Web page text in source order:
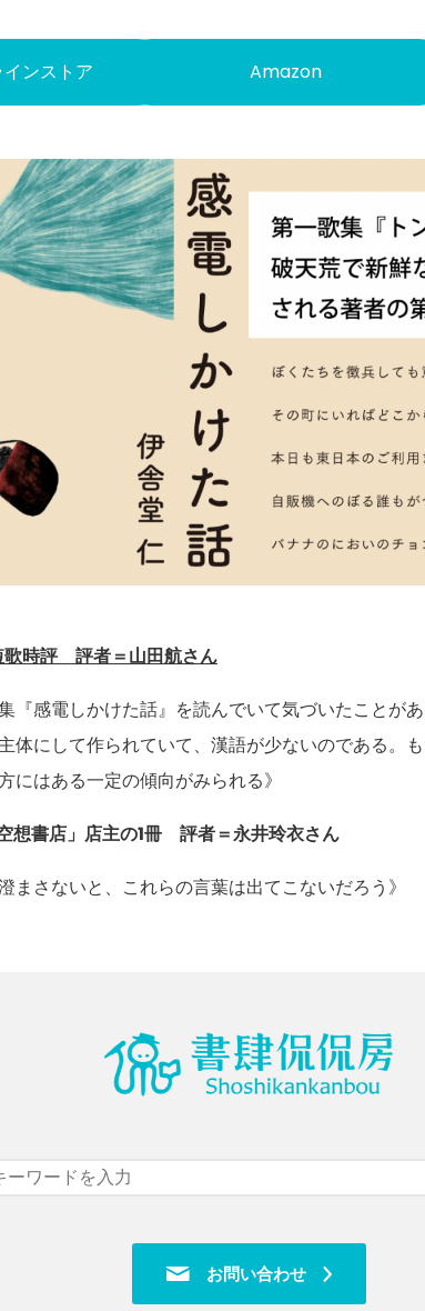
ンストア Amazon
時評 評者＝山田航さん
『感電しかけた話』を読んでいて気づいたことが
体にして作られていて、漢語が少ないのである。
にはある一定の傾向がみられる》
想書店」店主の1冊 評者＝永井玲衣さん
まさないと、これらの言葉は出てこないだろう》
お問い合わせ